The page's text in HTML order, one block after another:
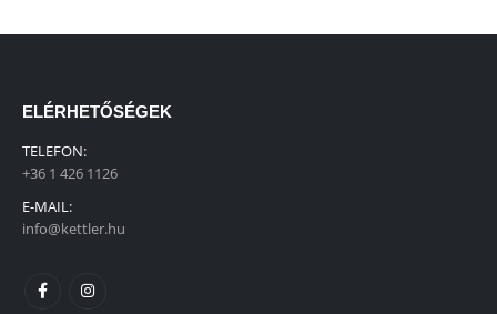
ELÉRHETŐSÉGEK
TELEFON:
+36 1 426 1126
E-MAIL:
info@kettler.hu